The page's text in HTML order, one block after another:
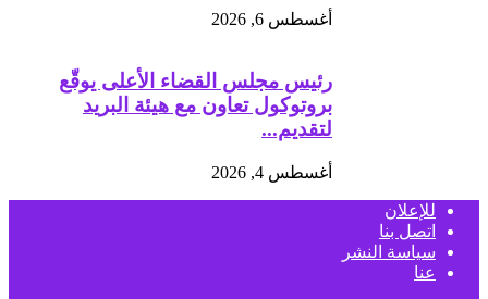
أغسطس 6, 2026
رئيس مجلس القضاء الأعلى يوقّع
بروتوكول تعاون مع هيئة البريد
لتقديم...
أغسطس 4, 2026
للإعلان
اتصل بنا
سياسة النشر
عنا